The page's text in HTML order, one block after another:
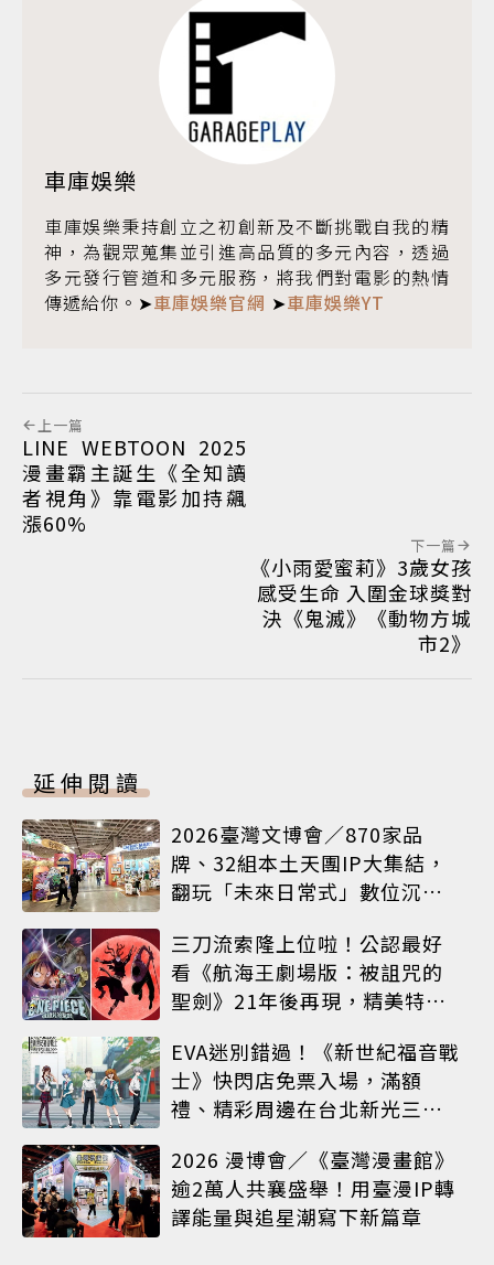
車庫娛樂
車庫娛樂秉持創立之初創新及不斷挑戰自我的精
神，為觀眾蒐集並引進高品質的多元內容，透過
多元發行管道和多元服務，將我們對電影的熱情
傳遞給你。➤車庫娛樂官網 ➤車庫娛樂YT
上一篇
LINE WEBTOON 2025
漫畫霸主誕生《全知讀
者視角》靠電影加持飆
漲60%
下一篇
《小雨愛蜜莉》3歲女孩
感受生命 入圍金球獎對
決《鬼滅》《動物方城
市2》
延伸閱讀
2026臺灣文博會／870家品
牌、32組本土天團IP大集結，
翻玩「未來日常式」數位沉浸
三刀流索隆上位啦！公認最好
看《航海王劇場版：被詛咒的
聖劍》21年後再現，精美特典
EVA迷別錯過！《新世紀福音戰
士》快閃店免票入場，滿額
禮、精彩周邊在台北新光三越
2026 漫博會／《臺灣漫畫館》
逾2萬人共襄盛舉！用臺漫IP轉
譯能量與追星潮寫下新篇章